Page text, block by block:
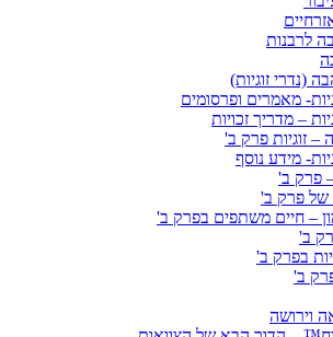
לרבנות
(נדרי זוגיות)
מאמרים ופרסומים
– מדריך זכויות
– זוגיות פרק ב'
מידע נוסף
– פרק ב'
של פרק ב'
– חיים משתפים בפרק ב'
ב'
בפרק ב'
ב'
וירושה